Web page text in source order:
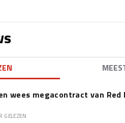
wees megacontract van
GELEZEN